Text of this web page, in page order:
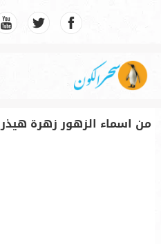
من اسماء الزهور زهرة هيذر